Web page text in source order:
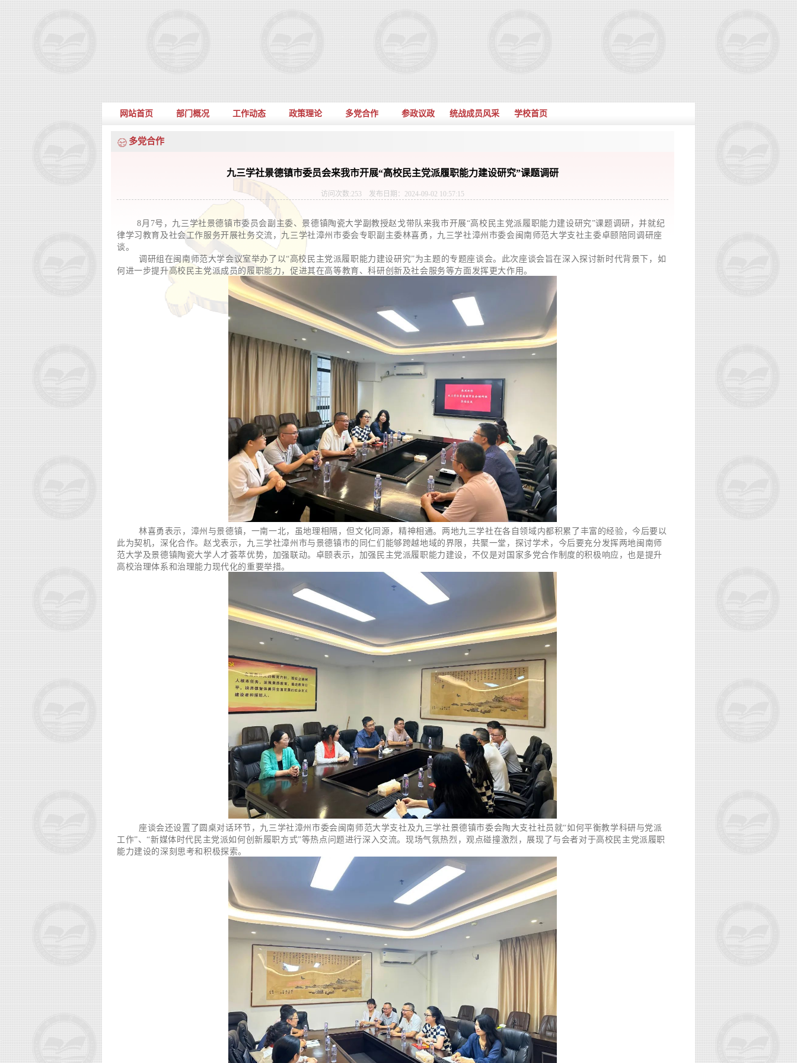
网站首页 部门概况 工作动态 政策理论 多党合作 参政议政 统战成员风采 学校首页
多党合作
九三学社景德镇市委员会来我市开展“高校民主党派履职能力建设研究”课题调研
访问次数:253 发布日期：2024-09-02 10:57:15
8月7号，九三学社景德镇市委员会副主委、景德镇陶瓷大学副教授赵戈带队来我市开展“高校民主党派履职能力建设研究”课题调研，并就纪
律学习教育及社会工作服务开展社务交流，九三学社漳州市委会专职副主委林喜勇，九三学社漳州市委会闽南师范大学支社主委卓颐陪同调研座
谈。
调研组在闽南师范大学会议室举办了以“高校民主党派履职能力建设研究”为主题的专题座谈会。此次座谈会旨在深入探讨新时代背景下，如
何进一步提升高校民主党派成员的履职能力，促进其在高等教育、科研创新及社会服务等方面发挥更大作用。
林喜勇表示，漳州与景德镇，一南一北，虽地理相隔，但文化同源，精神相通。两地九三学社在各自领域内都积累了丰富的经验，今后要以
此为契机，深化合作。赵戈表示，九三学社漳州市与景德镇市的同仁们能够跨越地域的界限，共聚一堂，探讨学术，今后要充分发挥两地闽南师
范大学及景德镇陶瓷大学人才荟萃优势，加强联动。卓颐表示，加强民主党派履职能力建设，不仅是对国家多党合作制度的积极响应，也是提升
高校治理体系和治理能力现代化的重要举措。
座谈会还设置了圆桌对话环节，九三学社漳州市委会闽南师范大学支社及九三学社景德镇市委会陶大支社社员就“如何平衡教学科研与党派
工作”、“新媒体时代民主党派如何创新履职方式”等热点问题进行深入交流。现场气氛热烈，观点碰撞激烈，展现了与会者对于高校民主党派履职
能力建设的深刻思考和积极探索。